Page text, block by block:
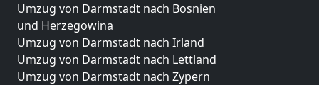
Umzug von Darmstadt nach Bosnien
und Herzegowina
Umzug von Darmstadt nach Irland
Umzug von Darmstadt nach Lettland
Umzug von Darmstadt nach Zypern